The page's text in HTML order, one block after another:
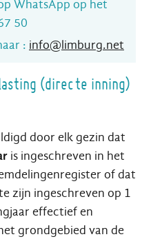
WhatsApp op het
50
: info@limburg.net
(directe inning)
door elk gezin dat
is ingeschreven in het
of dat
zijn ingeschreven op 1
effectief en
grondgebied van de